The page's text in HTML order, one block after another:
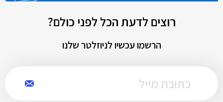
רוצים לדעת הכל לפני כולם?
הרשמו עכשיו לניוזלטר שלנו